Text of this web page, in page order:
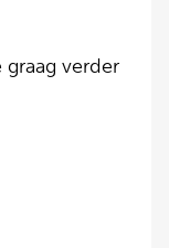
graag verder